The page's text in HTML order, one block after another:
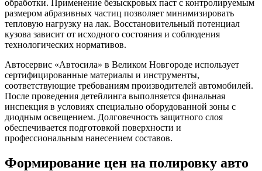
обработки. Применение безыскровых паст с контролируемым
размером абразивных частиц позволяет минимизировать
тепловую нагрузку на лак. Восстановительный потенциал
кузова зависит от исходного состояния и соблюдения
технологических нормативов.
Автосервис «Автосила» в Великом Новгороде использует
сертифицированные материалы и инструменты,
соответствующие требованиям производителей автомобилей.
После проведения детейлинга выполняется финальная
инспекция в условиях специально оборудованной зоны с
диодным освещением. Долговечность защитного слоя
обеспечивается подготовкой поверхности и
профессиональным нанесением составов.
Формирование цен на полировку авто